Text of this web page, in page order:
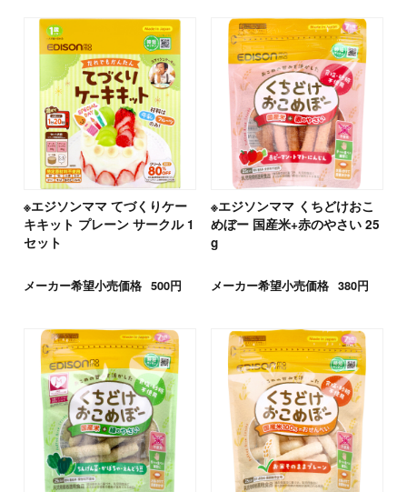
※エジソンママ てづくりケー
キキット プレーン サークル 1
セット
メーカー希望小売価格 500円
※エジソンママ くちどけおこ
めぼー 国産米+赤のやさい 25
g
メーカー希望小売価格 380円